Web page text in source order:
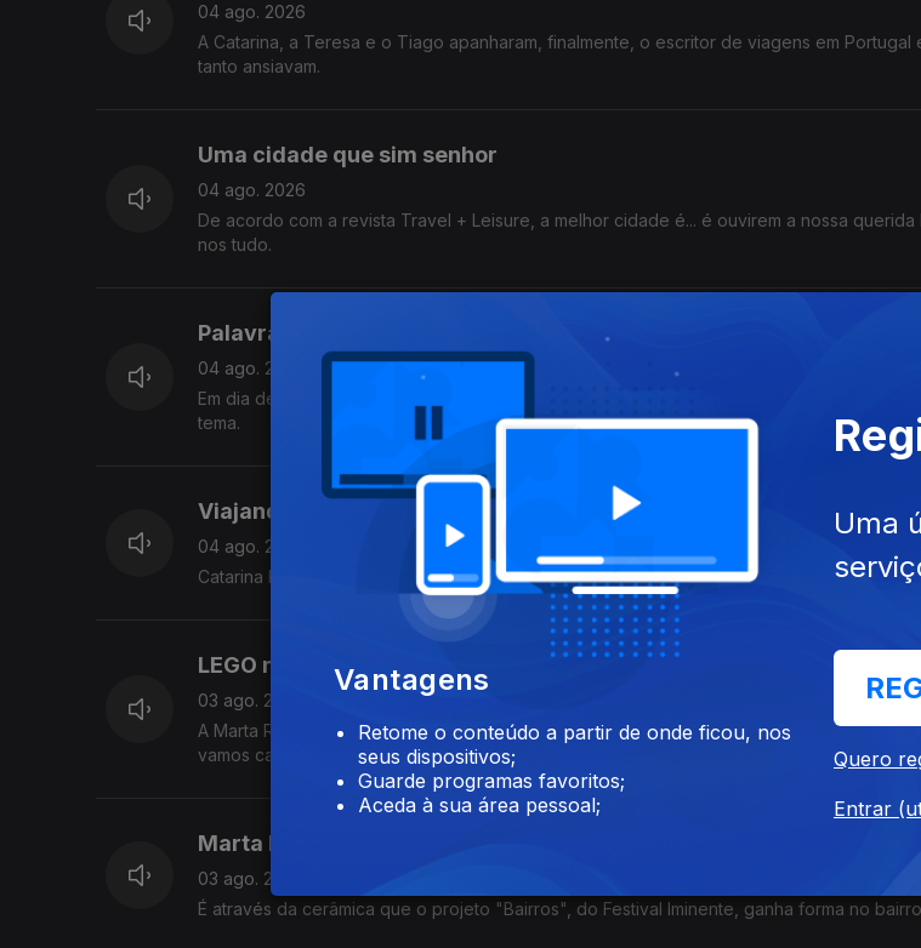
04 ago. 2026
A Catarina, a Teresa e o Tiago apanharam, finalmente, o escritor de viagens em
tanto ansiavam.
Uma cidade que sim senhor
04 ago. 2026
De acordo com a revista Travel + Leisure, a melhor cidade é... é ouvirem a nossa
nos tudo.
Palavra de Viajante
04 ago. 2026
Em dia de Logo Se Vê dedicado às viagens, João Torgal levou-nos a conhecer a única
tema.
Viajando com a Mãe Natureza
04 ago. 2026
Catarina Palma trouxe-nos magníficas memórias das suas partes favoritas das viagens: a
LEGO na Cordoaria Nacional
03 ago. 2026
A Marta Rocha levou-nos numa visita à maior exposição de modelos feitos com peças de
vamos calçados para a Cordoaria, por isso, não corremos o risco de sofrer a pior dor do
enquanto estamos descalços. Dito isto, não há desculpa para não ir lá espreitar.
Marta Rocha com o projeto "Bairros" do Festival Iminente
03 ago. 2026
É através da cerâmica que o projeto "Bairros", do Festival Iminente, ganha forma no bairro
Vantagens
Retome o conteúdo a partir de onde ficou, nos
seus dispositivos;
Guarde programas favoritos;
Aceda à sua área pessoal;
Uma
Quero
Entrar